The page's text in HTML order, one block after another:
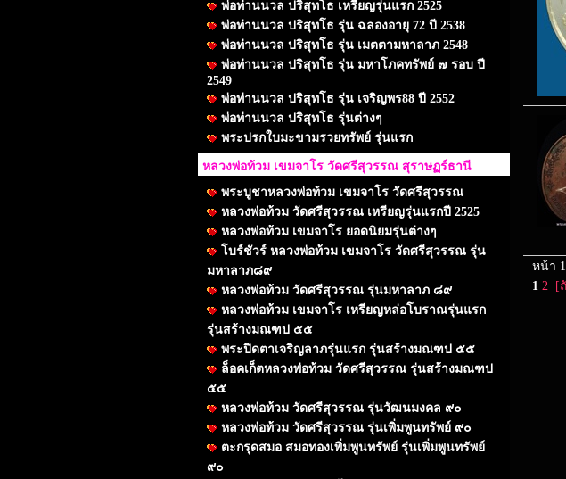
พ่อท่านนวล ปริสุทโธ เหรียญรุ่นแรก 2525
พ่อท่านนวล ปริสุทโธ รุ่น ฉลองอายุ 72 ปี 2538
พ่อท่านนวล ปริสุทโธ รุ่น เมตตามหาลาภ 2548
พ่อท่านนวล ปริสุทโธ รุ่น มหาโภคทรัพย์ ๗ รอบ ปี
2549
พ่อท่านนวล ปริสุทโธ รุ่น เจริญพร88 ปี 2552
พ่อท่านนวล ปริสุทโธ รุ่นต่างๆ
พระปรกใบมะขามรวยทรัพย์ รุ่นแรก
หลวงพ่อท้วม เขมจาโร วัดศรีสุวรรณ สุราษฏร์ธานี
พระบูชาหลวงพ่อท้วม เขมจาโร วัดศรีสุวรรณ
หลวงพ่อท้วม วัดศรีสุวรรณ เหรียญรุ่นแรกปี 2525
หลวงพ่อท้วม เขมจาโร ยอดนิยมรุ่นต่างๆ
โบร์ชัวร์ หลวงพ่อท้วม เขมจาโร วัดศรีสุวรรณ รุ่น
มหาลาภ๘๙
หลวงพ่อท้วม วัดศรีสุวรรณ รุ่นมหาลาภ ๘๙
หลวงพ่อท้วม เขมจาโร เหรียญหล่อโบราณรุ่นแรก
รุ่นสร้างมณฑป ๕๕
พระปิดตาเจริญลาภรุ่นแรก รุ่นสร้างมณฑป ๕๕
ล็อคเก็ตหลวงพ่อท้วม วัดศรีสุวรรณ รุ่นสร้างมณฑป
๕๕
หลวงพ่อท้วม วัดศรีสุวรรณ รุ่นวัฒนมงคล ๙๐
หลวงพ่อท้วม วัดศรีสุวรรณ รุ่นเพิ่มพูนทรัพย์ ๙๐
ตะกรุดสมอ สมอทองเพิ่มพูนทรัพย์ รุ่นเพิ่มพูนทรัพย์
๙๐
หน้า
1 2 [